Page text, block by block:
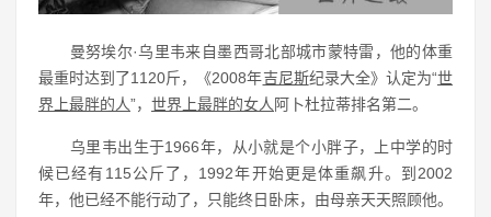
曼努埃尔·乌里韦来自墨西哥北部城市蒙特雷，他的体重
最重时达到了1120斤，《2008年吉尼斯纪录大全》认定为“世
界上最胖的人”， 世界上最胖的女人阿卜杜拉蒂排名第二。
乌里韦出生于1966年，从小就是个小胖子，上中学的时
候已经有115公斤了，1992年开始更是体重飙升。到2002
年，他已经不能行动了，只能终日卧床，由母亲天天照顾他。